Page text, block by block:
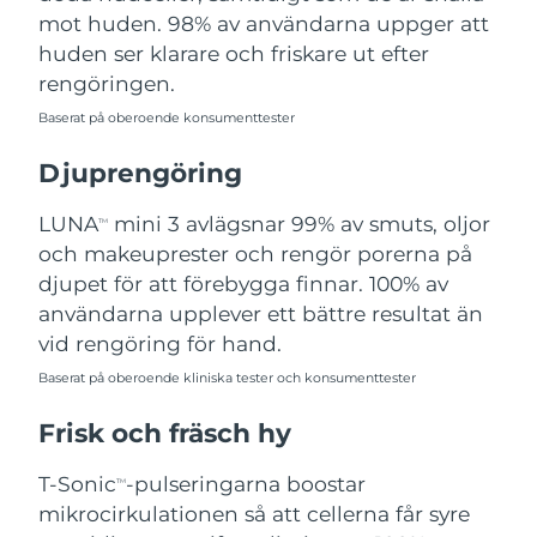
mot huden. 98% av användarna uppger att
huden ser klarare och friskare ut efter
rengöringen.
Baserat på oberoende konsumenttester
Djuprengöring
LUNATM
mini 3 avlägsnar 99% av smuts, oljor
och makeuprester och rengör porerna på
djupet för att förebygga finnar. 100% av
användarna upplever ett bättre resultat än
vid rengöring för hand.
Baserat på oberoende kliniska tester och konsumenttester
Frisk och fräsch hy
T-SonicTM-pulseringarna boostar
mikrocirkulationen så att cellerna får syre
Filippinerna Förväntad leverans14/8/26
Polen
Puerto Rico
Qatar Förväntad leverans 12/8/26
Réunion Förväntad leverans 16/8/26
Rumänien
Ryssland
Saudiarabien Förväntad leverans
Singapore Förväntad leverans13/8/26